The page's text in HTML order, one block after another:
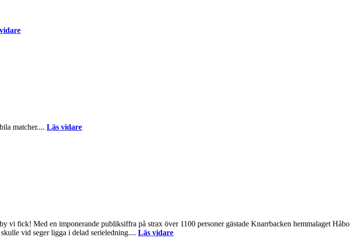
matcher.... Läs vidare
vi fick! Med en imponerande publiksiffra på strax över 1100 personer gästade Knarrbacken hemmalaget Håbo
vid seger ligga i delad serieledning.... Läs vidare